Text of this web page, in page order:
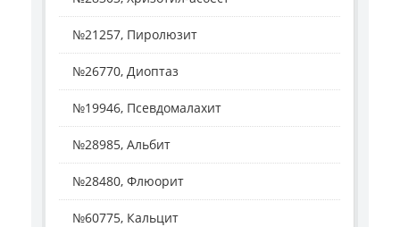
№21257, Пиролюзит
№26770, Диоптаз
№19946, Псевдомалахит
№28985, Альбит
№28480, Флюорит
№60775, Кальцит